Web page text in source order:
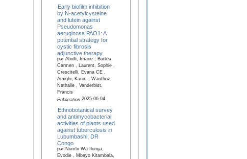
Early biofilm inhibition
by N-acetylcysteine
and lutein against
Pseudomonas
aeruginosa PAO1: A
potential strategy for
cystic fibrosis
adjunctive therapy
par Abidli, Imane , Burtea,
Carmen , Laurent, Sophie ,
Crescitelli, Evana CE ,
Amighi, Karim , Wauthoz,
Nathalie , Vanderbist,
Francis
Publication2025-06-04
Ethnobotanical survey
and antimycobacterial
activities of plants used
against tuberculosis in
Lubumbashi, DR
Congo
par Numbi Wa Ilunga,
Evodie , Mbayo Kitambala,